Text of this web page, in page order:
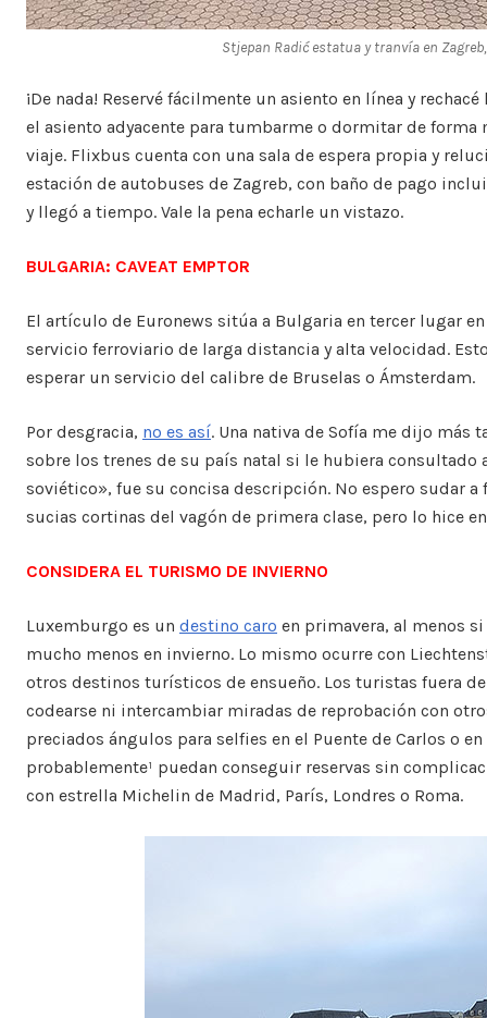
Stjepan Radić estatua y tranvíaen
¡De nada! Reservé fácilmente un asiento en línea y
el asiento adyacente para tumbarme o dormitar de forma
viaje. Flixbus cuenta con una sala de espera propia y
estación de autobuses de Zagreb, con baño de pago
y llegó a tiempo. Vale la pena echarle un vistazo.
BULGARIA: CAVEAT EMPTOR
El artículo de Euronews sitúa a Bulgaria en tercer lugar
servicio ferroviario de larga distancia y alta velocidad.
esperar un servicio del calibre de Bruselas o Ámsterdam.
Por desgracia, no es así. Una nativa de Sofía me dijo más
sobre los trenes de su país natal si le hubiera consultado
soviético», fue su concisa descripción. No espero sudar
sucias cortinas del vagón de primera clase, pero lo hice
CONSIDERA EL TURISMO DE INVIERNO
Luxemburgo es un destino caro en primavera, al menos
mucho menos en invierno. Lo mismo ocurre con
otros destinos turísticos de ensueño. Los turistas fuera
codearse ni intercambiar miradas de reprobación con
preciados ángulos para selfies en el Puente de Carlos o
probablemente¹ puedan conseguir reservas sin
con estrella Michelin de Madrid, París, Londres o Roma.